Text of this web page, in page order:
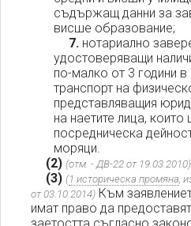
съдържащ данни за
висше образование;
7.нотариално
удостоверяващи
по-малко от 3 години
транспорт на
представляващия
на наетите лица,
посредническа
моряци.
(2) (отм. - ДВ-22 от 19.03.2010)
(3) (1 историческа промяна,
от 03.10.2014) Към
имат право да